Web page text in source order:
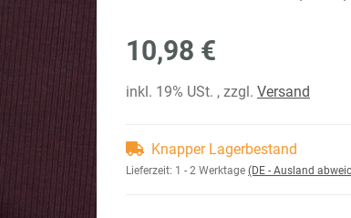
10,98 €
inkl. 19% USt. , zzgl. Versand
Knapper Lagerbestand
Lieferzeit: 1 - 2 Werktage (DE - Ausland